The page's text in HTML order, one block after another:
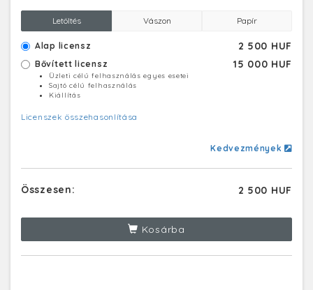
Letöltés Vászon Papír
Alap licensz 2 500 HUF
Bővített licensz 15 000 HUF
Üzleti célú felhasználás egyes esetei
Sajtó célú felhasználás
Kiállítás
Licenszek összehasonlítása
Kedvezmények
Összesen: 2 500 HUF
Kosárba